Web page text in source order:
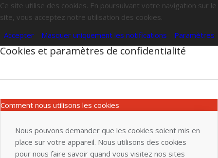
Ce site utilise des cookies. En poursuivant votre navigation sur le
site, vous acceptez notre utilisation des cookies.
Accepter
Masquer uniquement les notifications Paramètres
Cookies et paramètres de confidentialité
Comment nous utilisons les cookies
Nous pouvons demander que les cookies soient mis en
place sur votre appareil. Nous utilisons des cookies
pour nous faire savoir quand vous visitez nos sites